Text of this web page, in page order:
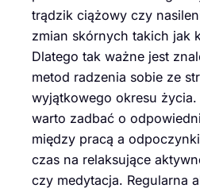
trądzik ciążowy czy
zmian skórnych takich jak
Dlatego tak ważne jest
metod radzenia sobie ze
wyjątkowego okresu życia.
warto zadbać o
między pracą a
czas na relaksujące
czy medytacja. Regularna